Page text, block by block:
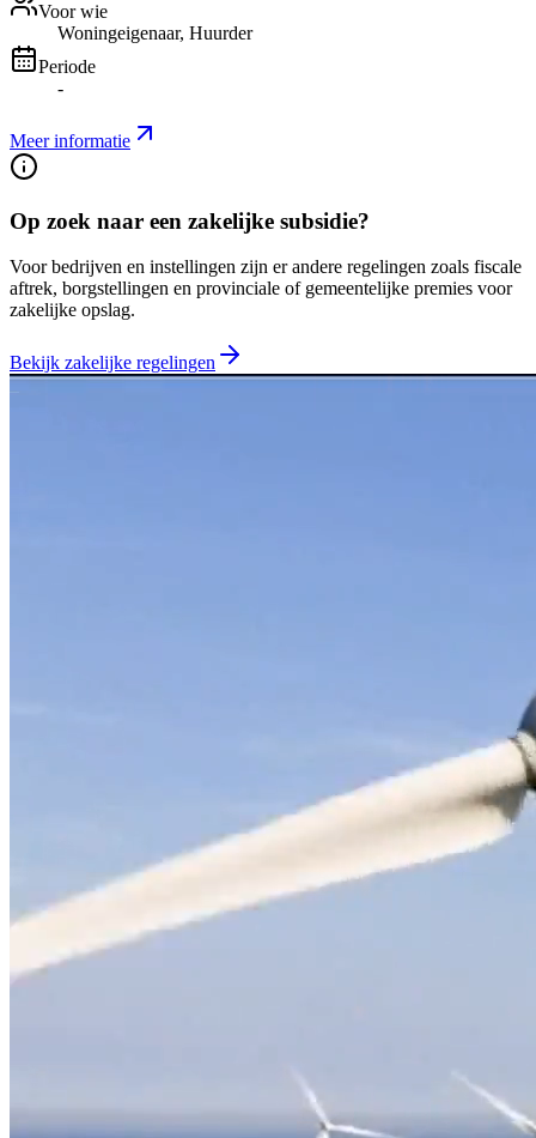
Voor wie
Woningeigenaar, Huurder
Periode
-
Meer informatie
Op zoek naar een zakelijke subsidie?
Voor bedrijven en instellingen zijn er andere regelingen zoals fiscale
aftrek, borgstellingen en provinciale of gemeentelijke premies voor
zakelijke opslag.
Bekijk zakelijke regelingen